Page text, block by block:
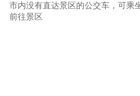
市内没有直达景区的公交车，可乘
前往景区